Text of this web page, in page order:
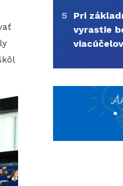
5
Pri
vyrastie